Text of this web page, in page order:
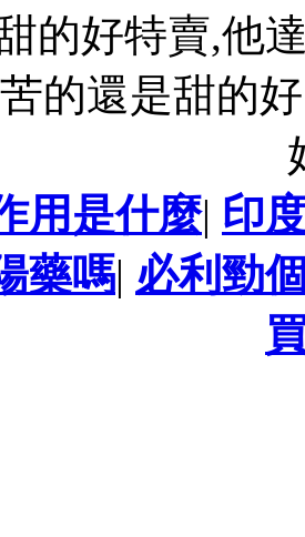
的好特賣,他
的還是甜的
用是什麼| 印
藥嗎| 必利勁